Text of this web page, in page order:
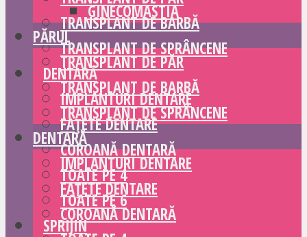
TRANSPLANT DE BARBĂ
TRANSPLANT DE SPRÂNCENE
DENTARĂ
IMPLANTURI DENTARE
FAȚETE DENTARE
COROANĂ DENTARĂ
TOATE PE 4
TOATE PE 6
SPRIJIN
GINECOMASTIA
PĂRUL
TRANSPLANT DE PĂR
TRANSPLANT DE BARBĂ
TRANSPLANT DE SPRÂNCENE
DENTARĂ
IMPLANTURI DENTARE
FAȚETE DENTARE
COROANĂ DENTARĂ